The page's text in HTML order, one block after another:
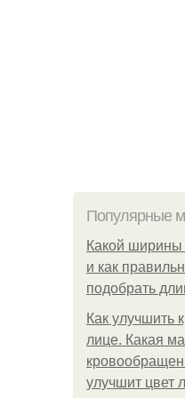
Популярные
Какой ширины
и как
подобрать
Как улучшить
лице. Какая
улучшит цвет